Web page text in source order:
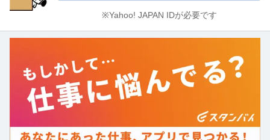
※Yahoo! JAPAN IDが必要です